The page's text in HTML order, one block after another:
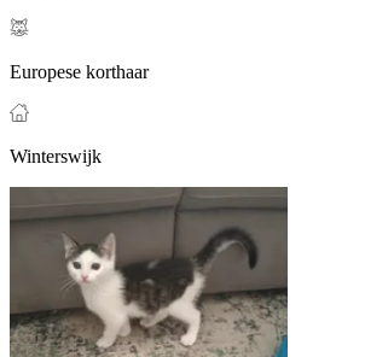
Europese korthaar
Winterswijk